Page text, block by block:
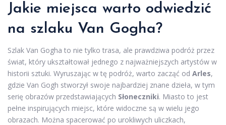
Jakie miejsca warto odwiedzić
na szlaku Van Gogha?
Szlak Van Gogha to nie tylko trasa, ale prawdziwa podróż przez
świat, który ukształtował jednego z najważniejszych artystów w
historii sztuki. Wyruszając w tę podróż, warto zacząć od Arles,
gdzie Van Gogh stworzył swoje najbardziej znane dzieła, w tym
serię obrazów przedstawiających Słoneczniki. Miasto to jest
pełne inspirujących miejsc, które widoczne są w wielu jego
obrazach. Można spacerować po urokliwych uliczkach,